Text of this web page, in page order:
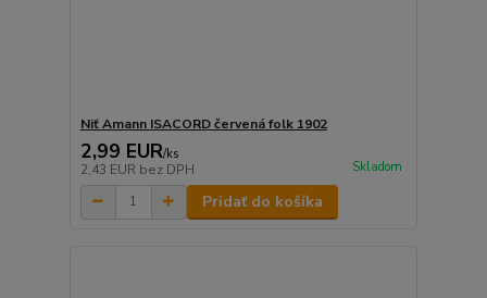
Niť Amann ISACORD červená folk 1902
2,99 EUR/ks
2,43 EUR bez DPH Skladom
Pridať do košíka